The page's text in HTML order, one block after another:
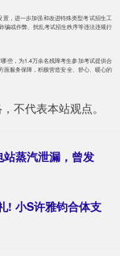
，进一步加强和改进特殊类型考试招生工
骗或作弊、扰乱考试招生秩序等违法违规行
些，为1.4万余名残障考生参加考试提供合
面服务保障，积极营造安全、舒心、暖心的
不代表本站观点。
蒸汽泄漏，曾发
! 小S许雅钧合体支